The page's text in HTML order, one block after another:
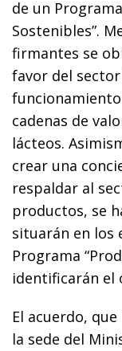
de un
Sostenibles”.
firmantes se
favor del
cadenas de
lácteos.
crear una
respaldar al
productos, se
situarán en los
Programa
identificarán el
El acuerdo,
la sede del